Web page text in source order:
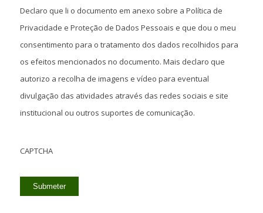
Declaro que li o documento em anexo sobre a Política de
Privacidade e Proteção de Dados Pessoais e que dou o meu
consentimento para o tratamento dos dados recolhidos para
os efeitos mencionados no documento. Mais declaro que
autorizo a recolha de imagens e vídeo para eventual
divulgação das atividades através das redes sociais e site
institucional ou outros suportes de comunicação.
CAPTCHA
Submeter